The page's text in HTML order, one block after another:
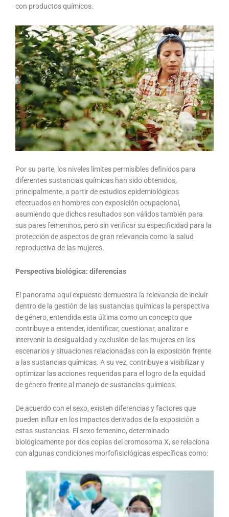
con productos químicos.
Por su parte, los niveles límites permisibles definidos para
diferentes sustancias químicas han sido obtenidos,
principalmente, a partir de estudios epidemiológicos
efectuados en hombres con exposición ocupacional,
asumiendo que dichos resultados son válidos también para
sus pares femeninos, pero sin verificar su especificidad para la
protección de aspectos de gran relevancia como la salud
reproductiva de las mujeres.
Perspectiva biológica: diferencias
El panorama aquí expuesto demuestra la relevancia de incluir
dentro de la gestión de las sustancias químicas la perspectiva
de género, entendida esta última como un concepto que
contribuye a entender, identificar, cuestionar, analizar e
intervenir la desigualdad y exclusión de las mujeres en los
escenarios y situaciones relacionadas con la exposición frente
a las sustancias químicas. A su vez, contribuye a visibilizar y
optimizar las acciones requeridas para el logro de la equidad
de género frente al manejo de sustancias químicas.
De acuerdo con el sexo, existen diferencias y factores que
pueden influir en los impactos derivados de la exposición a
estas sustancias. El sexo femenino, determinado
biológicamente por dos copias del cromosoma X, se relaciona
con algunas condiciones morfofisiológicas específicas como: